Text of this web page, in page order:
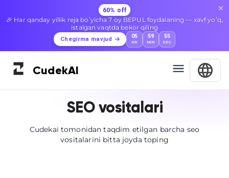
60% off
🎉 Har qanday yillik reja boʻyicha 7 oy BEPUL foydalaning — xavf yoʻq,
istalgan vaqtda bekor qiling
Chegirma mavjud 05
HR
59
MIN
55
SEC
CudekAI
SEO vositalari
Cudekai tomonidan taqdim etilgan barcha seo
vositalarini bitta joyda toping